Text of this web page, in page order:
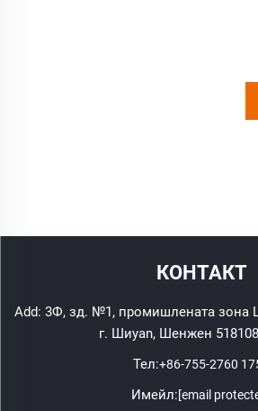
КОНТАКТ
Add: 3Ф, зд. №1, промишлената зона
г. Шиyan, Шенжен
Тел:+86-755-2760
Имейл:[email